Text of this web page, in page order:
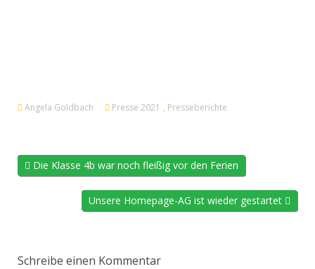
Angela Goldbach Presse 2021 , Presseberichte
Die Klasse 4b war noch fleißig vor den Ferien
Unsere Homepage-AG ist wieder gestartet
Schreibe einen Kommentar